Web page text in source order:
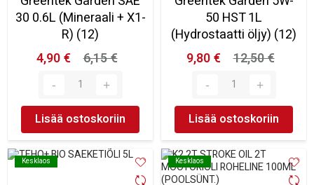
30 0.6L (Mineraali + X1-
R) (12)
4,90 €
6,15 €
Lisää ostoskoriin
50 HST 1L
(Hydrostaatti öljy) (12)
9,80 €
12,50 €
Lisää ostoskoriin
Kesklaos
Kesklaos Kesklaos
Kesklaos